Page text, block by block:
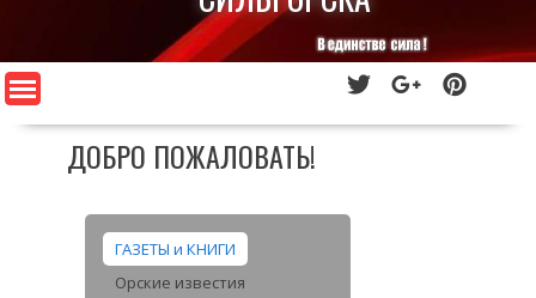
ДОБРО ПОЖАЛОВАТЬ!
ГАЗЕТЫ и КНИГИ
Орские известия